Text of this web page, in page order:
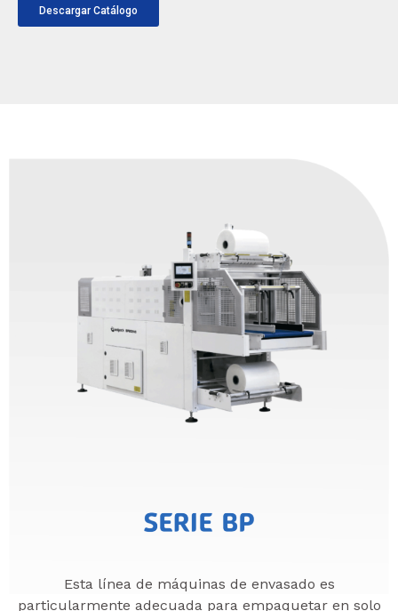
Descargar Catálogo
Esta línea de máquinas de envasado es
particularmente adecuada para empaquetar en solo